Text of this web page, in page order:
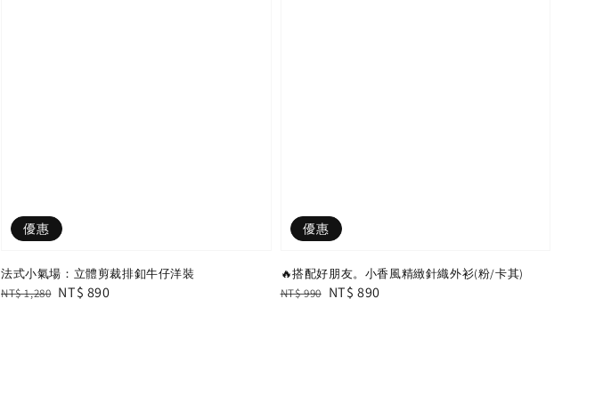
優惠
法式小氣場：立體剪裁排釦牛仔洋裝
Regular
NT$ 1,280 Sale
NT$ 890
優惠
🔥搭配好朋友。小香風精緻針織外衫(粉/卡其)
Regular
NT$ 990 Sale
NT$ 890